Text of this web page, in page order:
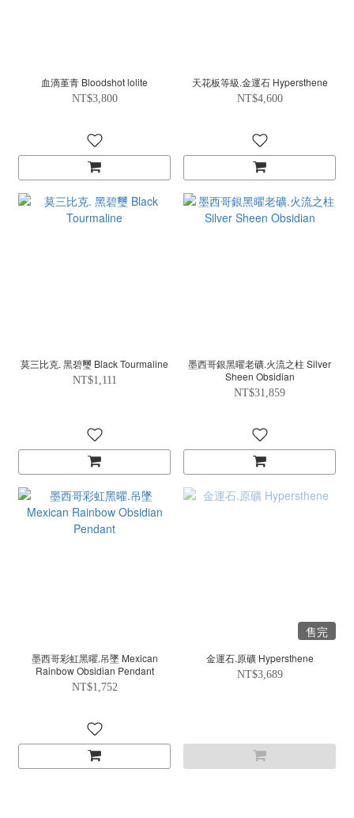
血滴堇青 Bloodshot lolite
NT$3,800
天花板等級.金運石 Hypersthene
NT$4,600
莫三比克. 黑碧璽 Black Tourmaline
NT$1,111
墨西哥銀黑曜老礦.火流之柱 Silver
Sheen Obsidian
NT$31,859
墨西哥彩虹黑曜.吊墜 Mexican
Rainbow Obsidian Pendant
NT$1,752
售完
金運石.原礦 Hypersthene
NT$3,689